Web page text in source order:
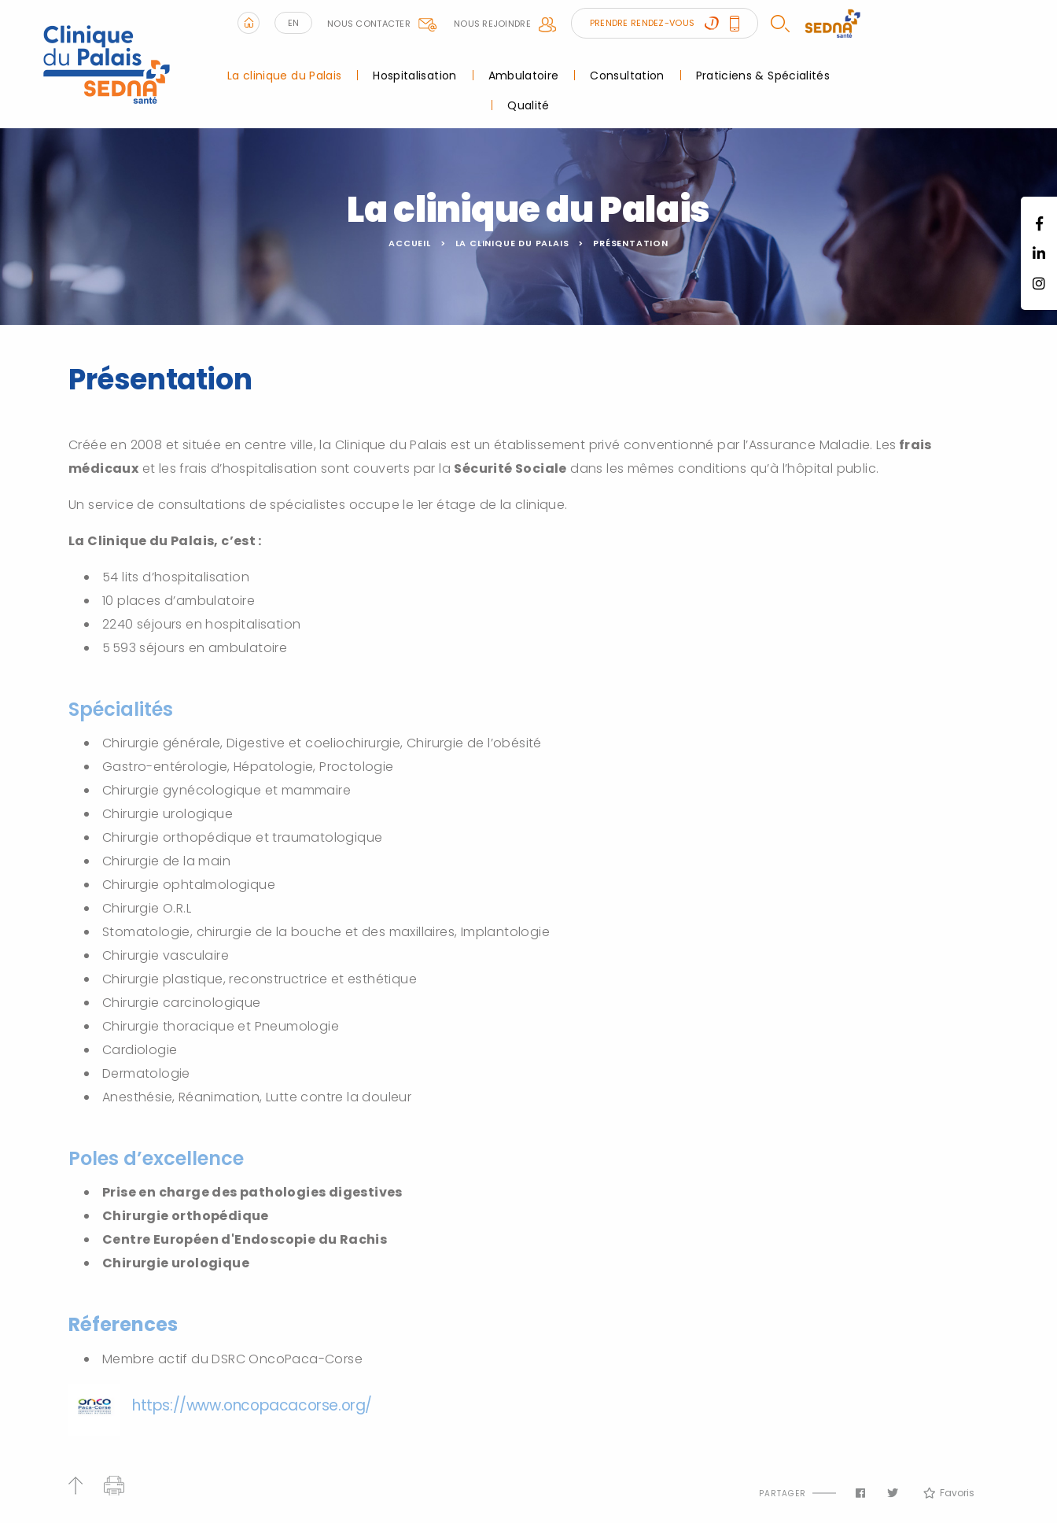
EN NOUS CONTACTER NOUS REJOINDRE PRENDRE RENDEZ-VOUS
La clinique du Palais Hospitalisation Ambulatoire Consultation
Praticiens & Spécialités
Qualité
La clinique du Palais
ACCUEIL LA CLINIQUE DU PALAIS PRÉSENTATION
Présentation
Créée en 2008 et située en centre ville, la Clinique du Palais est un établissement privé conventionné par l’Assurance Maladie. Les frais
médicaux et les frais d’hospitalisation sont couverts par la Sécurité Sociale dans les mêmes conditions qu’à l’hôpital public.
Un service de consultations de spécialistes occupe le 1er étage de la clinique.
La Clinique du Palais, c’est :
54 lits d’hospitalisation
10 places d’ambulatoire
2240 séjours en hospitalisation
5 593 séjours en ambulatoire
Spécialités
Chirurgie générale, Digestive et coeliochirurgie, Chirurgie de l’obésité
Gastro-entérologie, Hépatologie, Proctologie
Chirurgie gynécologique et mammaire
Chirurgie urologique
Chirurgie orthopédique et traumatologique
Chirurgie de la main
Chirurgie ophtalmologique
Chirurgie O.R.L
Stomatologie, chirurgie de la bouche et des maxillaires, Implantologie
Chirurgie vasculaire
Chirurgie plastique, reconstructrice et esthétique
Chirurgie carcinologique
Chirurgie thoracique et Pneumologie
Cardiologie
Dermatologie
Anesthésie, Réanimation, Lutte contre la douleur
Poles d’excellence
Prise en charge des pathologies digestives
Chirurgie orthopédique
Centre Européen d'Endoscopie du Rachis
Chirurgie urologique
Réferences
Membre actif du DSRC OncoPaca-Corse
https://www.oncopacacorse.org/
PARTAGER Favoris